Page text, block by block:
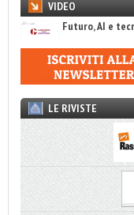
VIDEO
Futuro, AI e
LE RIVISTE